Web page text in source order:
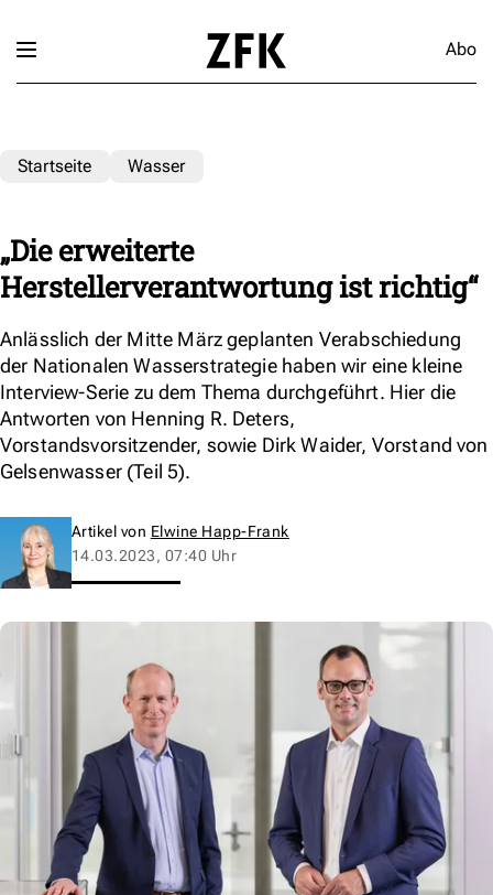
Abo
Startseite Wasser
„Die erweiterte
Herstellerverantwortung ist richtig“
Anlässlich der Mitte März geplanten Verabschiedung
der Nationalen Wasserstrategie haben wir eine kleine
Interview-Serie zu dem Thema durchgeführt. Hier die
Antworten von Henning R. Deters,
Vorstandsvorsitzender, sowie Dirk Waider, Vorstand von
Gelsenwasser (Teil 5).
Artikel von Elwine Happ-Frank
14.03.2023, 07:40 Uhr